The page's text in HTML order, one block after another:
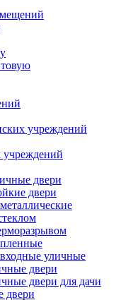
учреждений
учреждений
двери
двери
уличные
двери
двери для дачи
двери